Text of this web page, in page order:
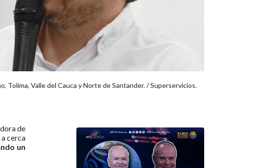
Tolima, Valle del Cauca y Norte de Santander. / Superservicios.
de
cerca
un